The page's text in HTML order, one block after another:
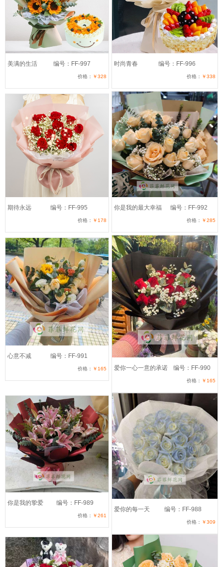
美满的生活 编号：FF-997
价格： ￥328
时尚青春 编号：FF-996
价格： ￥338
期待永远 编号：FF-995
价格： ￥178
你是我的最大幸福 编号：FF-992
价格： ￥285
心意不减 编号：FF-991
价格： ￥165 爱你一心一意的承诺 编号：FF-990
价格： ￥165
你是我的挚爱 编号：FF-989
价格： ￥261
爱你的每一天 编号：FF-988
价格： ￥309